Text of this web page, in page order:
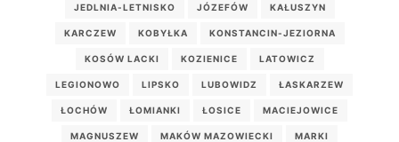
JEDLNIA-LETNISKO JÓZEFÓW KAŁUSZYN
KARCZEW KOBYŁKA KONSTANCIN-JEZIORNA
KOSÓW LACKI KOZIENICE LATOWICZ
LEGIONOWO LIPSKO LUBOWIDZ ŁASKARZEW
ŁOCHÓW ŁOMIANKI ŁOSICE MACIEJOWICE
MAGNUSZEW MAKÓW MAZOWIECKI MARKI